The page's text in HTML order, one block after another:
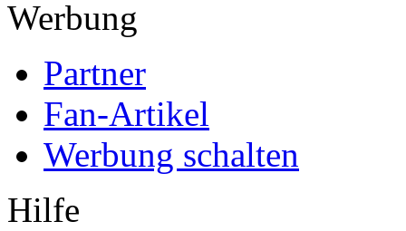
Werbung
Partner
Fan-Artikel
Werbung schalten
Hilfe